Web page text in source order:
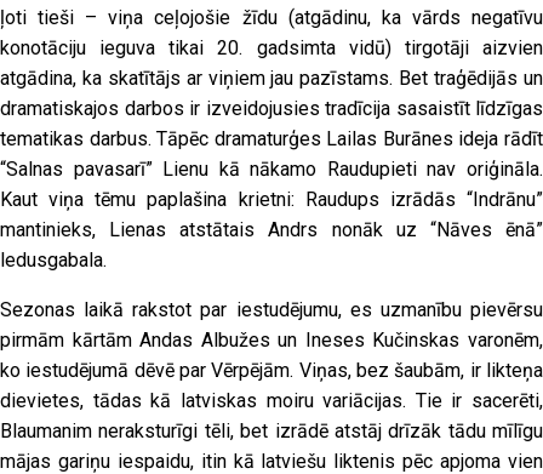
ļoti tieši – viņa ceļojošie žīdu (atgādinu, ka vārds negatīvu
konotāciju ieguva tikai 20. gadsimta vidū) tirgotāji aizvien
atgādina, ka skatītājs ar viņiem jau pazīstams. Bet traģēdijās un
dramatiskajos darbos ir izveidojusies tradīcija sasaistīt līdzīgas
tematikas darbus. Tāpēc dramaturģes Lailas Burānes ideja rādīt
“Salnas pavasarī” Lienu kā nākamo Raudupieti nav oriģināla.
Kaut viņa tēmu paplašina krietni: Raudups izrādās “Indrānu”
mantinieks, Lienas atstātais Andrs nonāk uz “Nāves ēnā”
ledusgabala.
Sezonas laikā rakstot par iestudējumu, es uzmanību pievērsu
pirmām kārtām Andas Albužes un Ineses Kučinskas varonēm,
ko iestudējumā dēvē par Vērpējām. Viņas, bez šaubām, ir likteņa
dievietes, tādas kā latviskas moiru variācijas. Tie ir sacerēti,
Blaumanim neraksturīgi tēli, bet izrādē atstāj drīzāk tādu mīlīgu
mājas gariņu iespaidu, itin kā latviešu liktenis pēc apjoma vien